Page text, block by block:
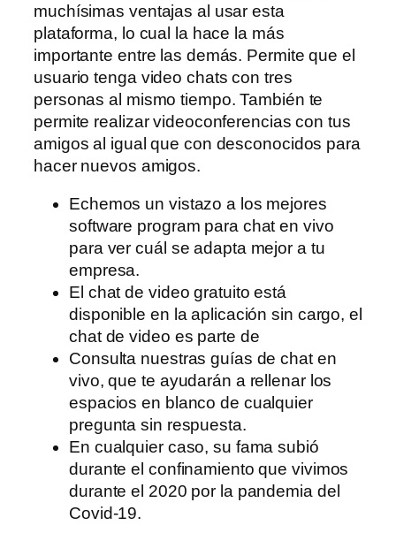
muchísimas ventajas al usar esta
plataforma, lo cual la hace la más
importante entre las demás. Permite que el
usuario tenga video chats con tres
personas al mismo tiempo. También te
permite realizar videoconferencias con tus
amigos al igual que con desconocidos para
hacer nuevos amigos.
Echemos un vistazo a los mejores
software program para chat en vivo
para ver cuál se adapta mejor a tu
empresa.
El chat de video gratuito está
disponible en la aplicación sin cargo, el
chat de video es parte de
Consulta nuestras guías de chat en
vivo, que te ayudarán a rellenar los
espacios en blanco de cualquier
pregunta sin respuesta.
En cualquier caso, su fama subió
durante el confinamiento que vivimos
durante el 2020 por la pandemia del
Covid-19.